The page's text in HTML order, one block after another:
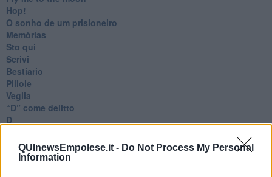
QUInewsEmpolese.it - Do Not Process My Personal
Information
Hop!
O sonho de um prisioneiro
Memòrias
Sto qui
Scrivi
Bestiario
Pillole
Veglia
​“D” come delitto
D
25 Aprile
Todo el bien, todo el mal